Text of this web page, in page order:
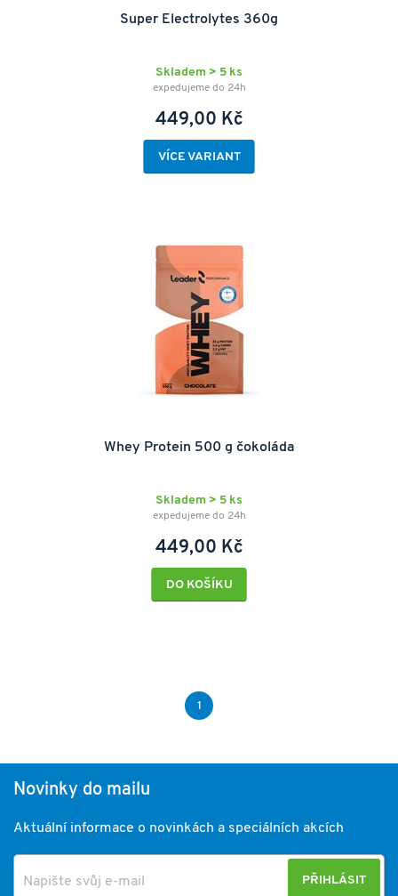
Super Electrolytes 360g
Skladem > 5 ks
expedujeme do 24h
449,00 Kč
VÍCE VARIANT
Whey Protein 500 g čokoláda
Skladem > 5 ks
expedujeme do 24h
449,00 Kč
DO KOŠÍKU
1
Novinky do mailu
Aktuální informace o novinkách a speciálních akcích
PŘIHLÁSIT